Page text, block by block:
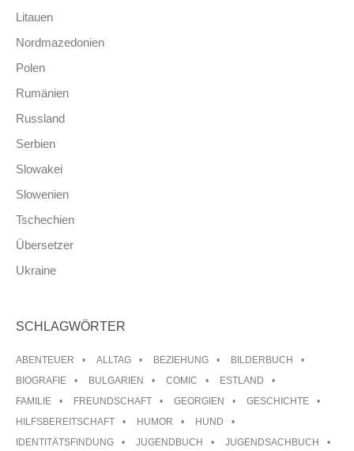
Litauen
Nordmazedonien
Polen
Rumänien
Russland
Serbien
Slowakei
Slowenien
Tschechien
Übersetzer
Ukraine
SCHLAGWÖRTER
ABENTEUER ALLTAG BEZIEHUNG
BILDERBUCH
BIOGRAFIE
BULGARIEN COMIC
ESTLAND
FAMILIE
FREUNDSCHAFT GEORGIEN
GESCHICHTE
HILFSBEREITSCHAFT
HUMOR
HUND
IDENTITÄTSFINDUNG
JUGENDBUCH
JUGENDSACHBUCH